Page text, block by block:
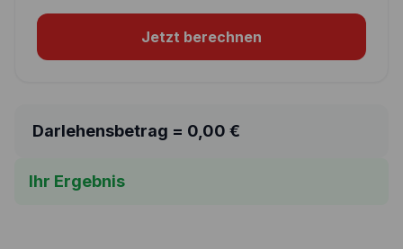
Jetzt berechnen
Darlehensbetrag = 0,00 €
Ihr Ergebnis